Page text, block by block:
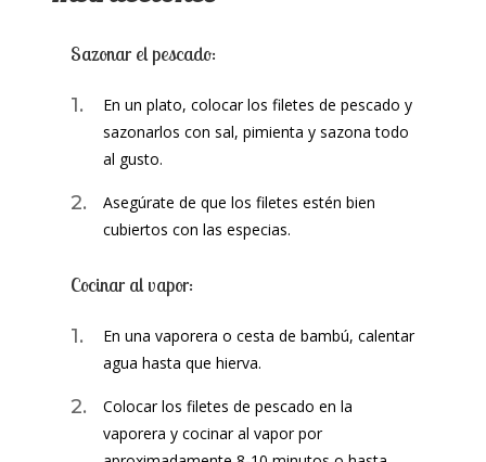
Sazonar el pescado:
En un plato, colocar los filetes de pescado y
sazonarlos con sal, pimienta y sazona todo
al gusto.
Asegúrate de que los filetes estén bien
cubiertos con las especias.
Cocinar al vapor:
En una vaporera o cesta de bambú, calentar
agua hasta que hierva.
Colocar los filetes de pescado en la
vaporera y cocinar al vapor por